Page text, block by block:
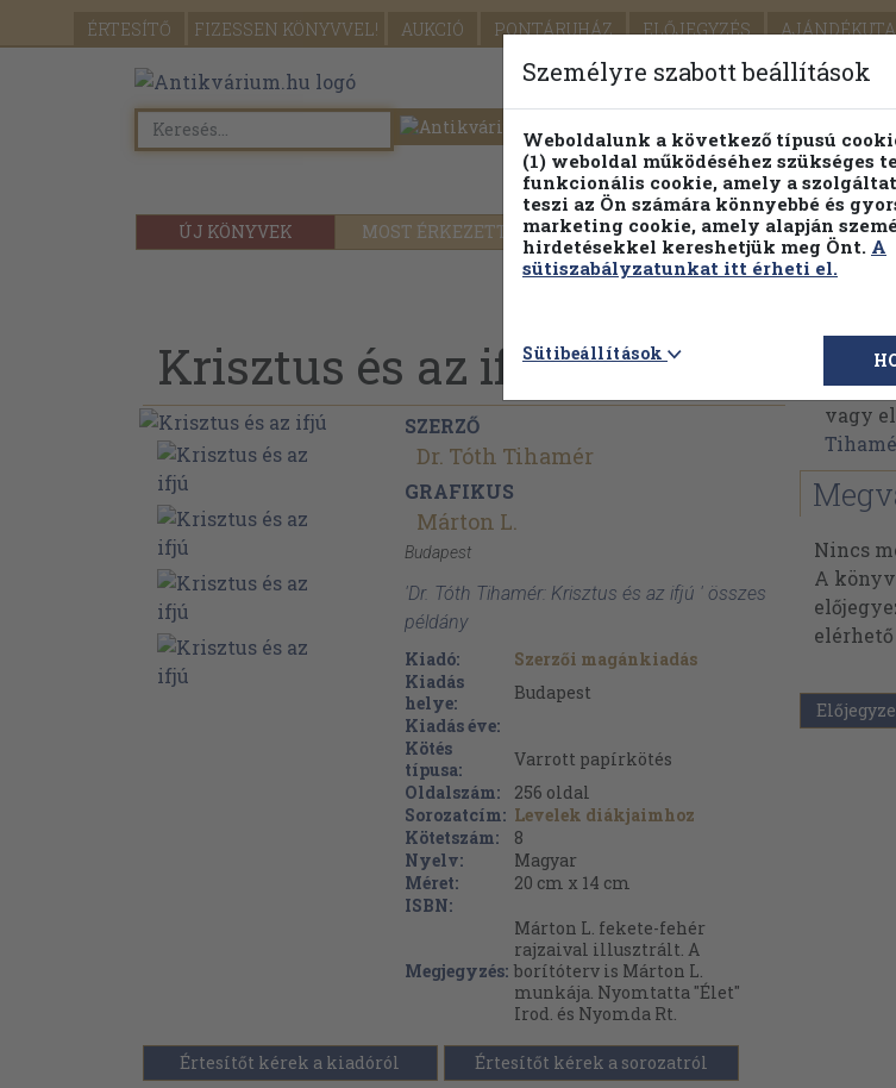
ÉRTESÍTŐ FIZESSEN KÖNYVVEL! AUKCIÓ PONTÁRUHÁZ ELŐJEGYZÉS
ÚJ KÖNYVEK MOST ÉRKEZETT PILLANATNYI ÁRAINK
Részletes kereső
Krisztus és az ifjú
SZERZŐ
Dr. Tóth Tihamér
GRAFIKUS
Márton L.
Budapest
'Dr. Tóth Tihamér: Krisztus és az ifjú ' összes
példány
Kiadó:
Szerzői magánkiadás
Kiadás
helye:
Budapest
Kiadás éve:
Kötés
típusa:
Varrott papírkötés
Oldalszám:
256 oldal
Sorozatcím: Levelek diákjaimhoz
Kötetszám:
8
Nyelv:
Magyar
Méret:
20 cm x 14 cm
ISBN:
Megjegyzés:
Márton L. fekete-fehér
rajzaival illusztrált. A
borítóterv is Márton L.
munkája. Nyomtatta "Élet"
Irod. és Nyomda Rt.
Értesítőt kérek a kiadóról Értesítőt kérek a sorozatról
Dr.
Dr.
vagy
Nincs
A
Személyre szabott beállítások
Weboldalunk a következő típusú
(1) weboldal működéséhez szükséges
funkcionális cookie, amely a
teszi az Ön számára könnyebbé és
marketing cookie, amely alapján
hirdetésekkel kereshetjük meg Önt. A
sütiszabályzatunkat itt érheti el.
Sütibeállítások